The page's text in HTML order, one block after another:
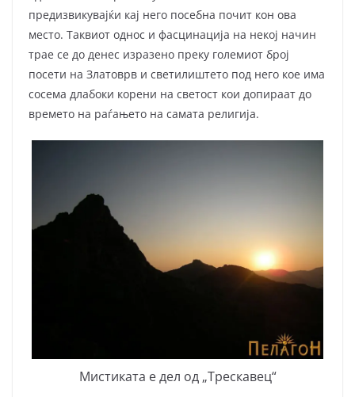
предизвикувајќи кај него посебна почит кон ова
место. Таквиот однос и фасцинација на некој начин
трае се до денес изразено преку големиот број
посети на Златоврв и светилиштето под него кое има
сосема длабоки корени на светост кои допираат до
времето на раѓањето на самата религија.
Мистиката е дел од „Трескавец“